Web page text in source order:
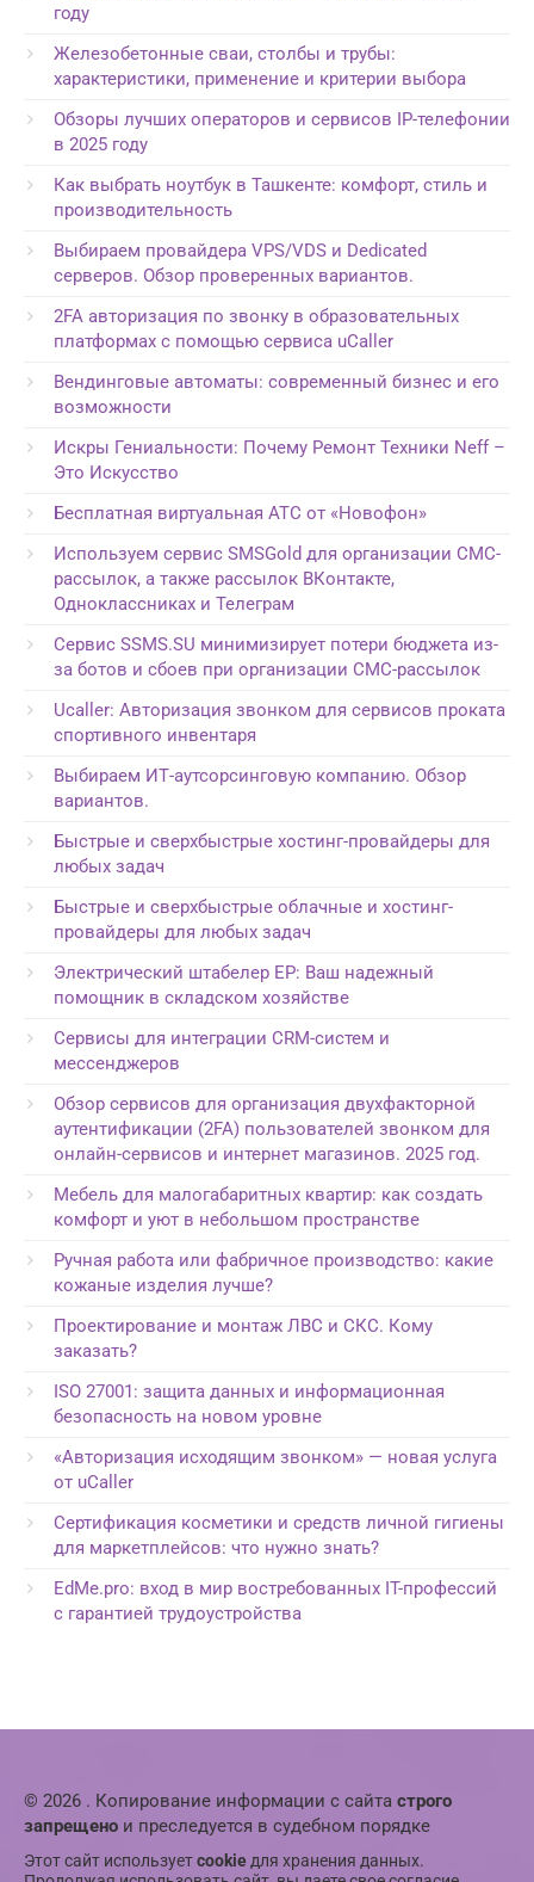
году
Железобетонные сваи, столбы и трубы:
характеристики, применение и критерии выбора
Обзоры лучших операторов и сервисов IP-телефонии
в 2025 году
Как выбрать ноутбук в Ташкенте: комфорт, стиль и
производительность
Выбираем провайдера VPS/VDS и Dedicated
серверов. Обзор проверенных вариантов.
2FA авторизация по звонку в образовательных
платформах с помощью сервиса uCaller
Вендинговые автоматы: современный бизнес и его
возможности
Искры Гениальности: Почему Ремонт Техники Neff –
Это Искусство
Бесплатная виртуальная АТС от «Новофон»
Используем сервис SMSGold для организации СМС-
рассылок, а также рассылок ВКонтакте,
Одноклассниках и Телеграм
Сервис SSMS.SU минимизирует потери бюджета из-
за ботов и сбоев при организации СМС-рассылок
Ucaller: Авторизация звонком для сервисов проката
спортивного инвентаря
Выбираем ИТ-аутсорсинговую компанию. Обзор
вариантов.
Быстрые и сверхбыстрые хостинг-провайдеры для
любых задач
Быстрые и сверхбыстрые облачные и хостинг-
провайдеры для любых задач
Электрический штабелер EP: Ваш надежный
помощник в складском хозяйстве
Сервисы для интеграции CRM-систем и
мессенджеров
Обзор сервисов для организация двухфакторной
аутентификации (2FA) пользователей звонком для
онлайн-сервисов и интернет магазинов. 2025 год.
Мебель для малогабаритных квартир: как создать
комфорт и уют в небольшом пространстве
Ручная работа или фабричное производство: какие
кожаные изделия лучше?
Проектирование и монтаж ЛВС и СКС. Кому
заказать?
ISO 27001: защита данных и информационная
безопасность на новом уровне
«Авторизация исходящим звонком» — новая услуга
от uCaller
Сертификация косметики и средств личной гигиены
для маркетплейсов: что нужно знать?
EdMe.pro: вход в мир востребованных IT-профессий
с гарантией трудоустройства
© 2026 . Копирование информации с сайта строго
запрещено и преследуется в судебном порядке
Этот сайт используетcookie для хранения данных.